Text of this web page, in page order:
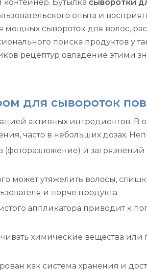
Бутылка сыворотки
опыта и
сывороток для волос,
поиска продуктов у
рецептур овладение этими
для сывороток
активных ингредиентов. В
часто в небольших дозах.
и
может утяжелить волосы,
и порче продукта.
аппликатора приводит к
химические вещества
как система хранения и